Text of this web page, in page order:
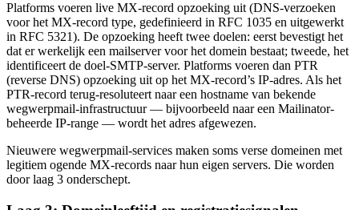
Platforms voeren live MX-record opzoeking uit (DNS-verzoeken
voor het MX-record type, gedefinieerd in RFC 1035 en uitgewerkt
in RFC 5321). De opzoeking heeft twee doelen: eerst bevestigt het
dat er werkelijk een mailserver voor het domein bestaat; tweede, het
identificeert de doel-SMTP-server. Platforms voeren dan PTR
(reverse DNS) opzoeking uit op het MX-record’s IP-adres. Als het
PTR-record terug-resoluteert naar een hostname van bekende
wegwerpmail-infrastructuur — bijvoorbeeld naar een Mailinator-
beheerde IP-range — wordt het adres afgewezen.
Nieuwere wegwerpmail-services maken soms verse domeinen met
legitiem ogende MX-records naar hun eigen servers. Die worden
door laag 3 onderschept.